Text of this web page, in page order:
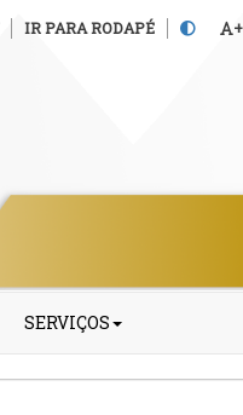
IR PARA RODAPÉ +
SERVIÇOS